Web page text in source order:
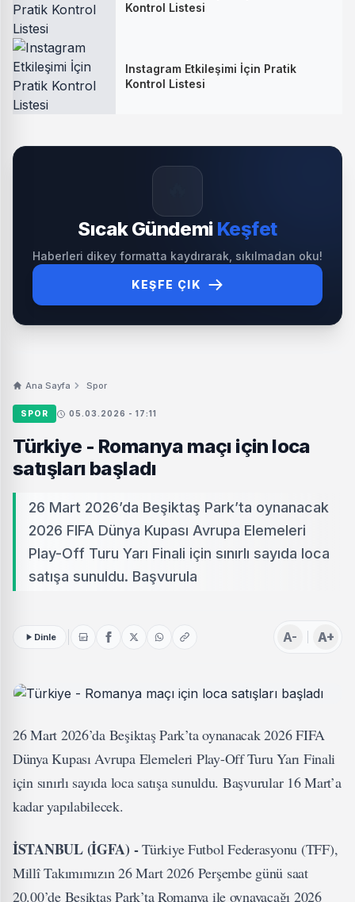
Kontrol Listesi
Instagram Etkileşimi İçin Pratik
Kontrol Listesi
Sıcak Gündemi Keşfet
Haberleri dikey formatta kaydırarak, sıkılmadan oku!
KEŞFE ÇIK
Ana Sayfa Spor
SPOR 05.03.2026 - 17:11
Türkiye - Romanya maçı için loca
satışları başladı
26 Mart 2026’da Beşiktaş Park’ta oynanacak
2026 FIFA Dünya Kupası Avrupa Elemeleri
Play-Off Turu Yarı Finali için sınırlı sayıda loca
satışa sunuldu. Başvurula
Dinle A- A+
26 Mart 2026’da Beşiktaş Park’ta oynanacak 2026 FIFA
Dünya Kupası Avrupa Elemeleri Play-Off Turu Yarı Finali
için sınırlı sayıda loca satışa sunuldu. Başvurular 16 Mart’a
kadar yapılabilecek.
İSTANBUL (İGFA) -Türkiye Futbol Federasyonu (TFF),
Millî Takımımızın 26 Mart 2026 Perşembe günü saat
20.00’de Beşiktaş Park’ta Romanya ile oynayacağı 2026